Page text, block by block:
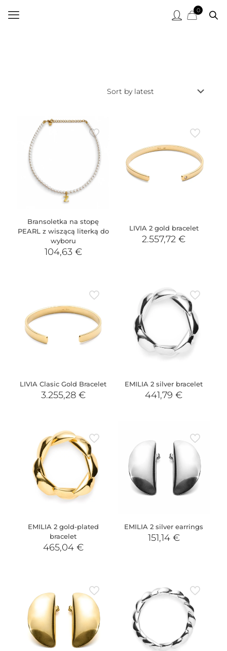
0
Bransoletka na stopę
PEARL z wiszącą literką do
wyboru
104,63 €
LIVIA 2 gold bracelet
2.557,72€
LIVIA Clasic Gold Bracelet
3.255,28 €
EMILIA 2 silver bracelet
441,79€
EMILIA 2 gold-plated
bracelet
465,04 €
EMILIA 2 silver earrings
151,14 €